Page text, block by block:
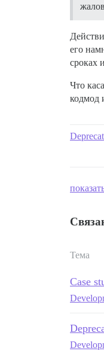
его
сроках
Что
кодмод
Тема
Case